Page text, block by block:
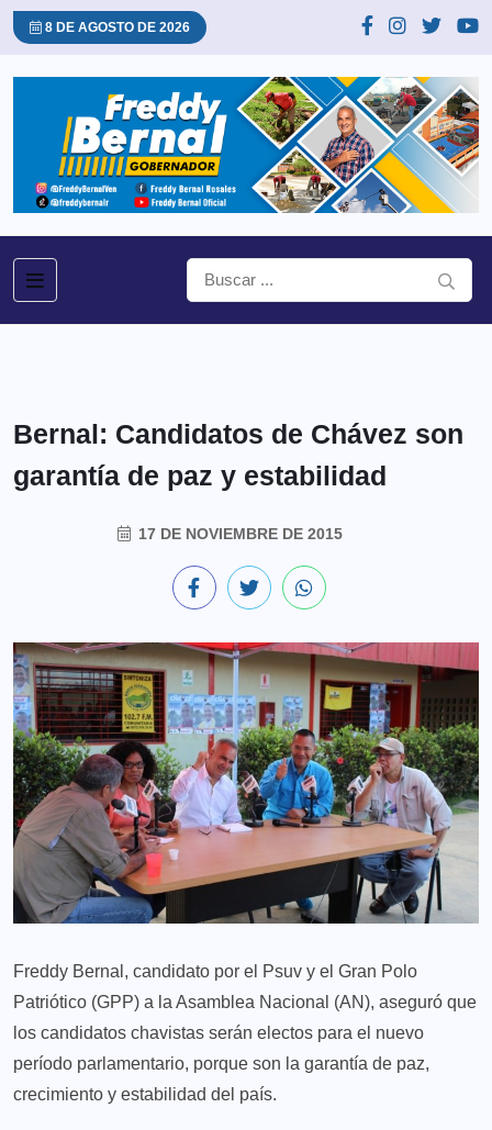
8 DE AGOSTO DE 2026
Bernal: Candidatos de Chávez son
garantía de paz y estabilidad
17 DE NOVIEMBRE DE 2015
Freddy Bernal, candidato por el Psuv y el Gran Polo
Patriótico (GPP) a la Asamblea Nacional (AN), aseguró que
los candidatos chavistas serán electos para el nuevo
período parlamentario, porque son la garantía de paz,
crecimiento y estabilidad del país.